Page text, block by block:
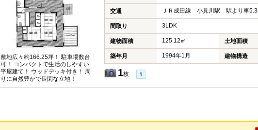
敷地広々約166.25坪！ 駐車場数台
可！ コンパクトで生活のしやすい
平屋建て！ ウッドデッキ付き！ 周
りに自然豊かで長閑な立地！
交通 ＪＲ成田線 小見川駅 駅より車
間取り 3LDK
建物面積 125.12㎡ 土地面積
築年月 1994年1月 建物構造
1枚